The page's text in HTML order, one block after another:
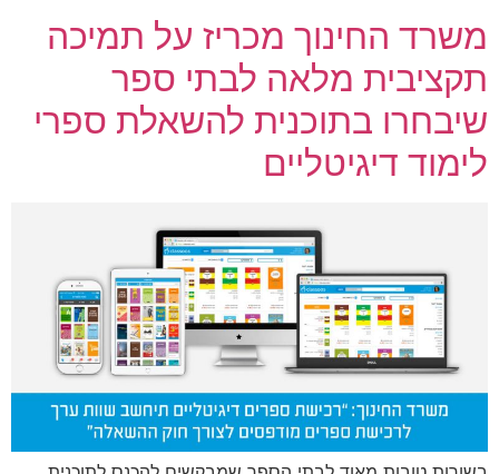
משרד החינוך מכריז על תמיכה
תקציבית מלאה לבתי ספר
שיבחרו בתוכנית להשאלת ספרי
לימוד דיגיטליים